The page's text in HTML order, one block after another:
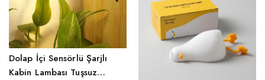
Dolap İçi Sensörlü Şarjlı
Kabin Lambası Tuşsuz